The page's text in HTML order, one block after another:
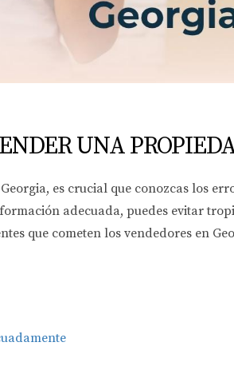
UNA
es crucial que conozcas los
adecuada, puedes evitar
que cometen los vendedores en